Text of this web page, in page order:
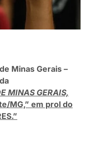
Minas Gerais –
MINAS GERAIS,
MG,” em prol do